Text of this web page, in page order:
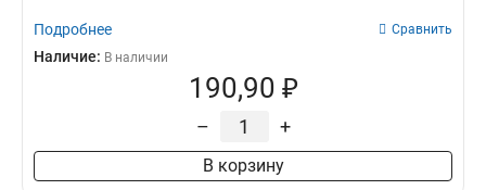
Подробнее Сравнить
Наличие: В наличии
190,90 ₽
– +
В корзину